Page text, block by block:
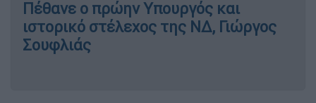
Πέθανε ο πρώην Υπουργός και
ιστορικό στέλεχος της ΝΔ, Γιώργος
Σουφλιάς